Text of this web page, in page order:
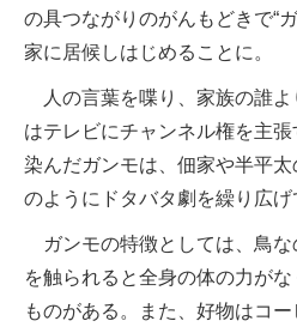
の具つながりのがんもどきで“
家に居候しはじめることに。
人の言葉を喋り、家族の誰よ
はテレビにチャンネル権を主
染んだガンモは、佃家や半平
のようにドタバタ劇を繰り広げ
ガンモの特徴としては、鳥な
を触られると全身の体の力が
ものがある。また、好物はコ